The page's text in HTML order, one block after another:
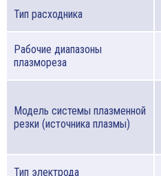
Тип расходника
Рабочие диапазоны
плазмореза
Модель системы плазменной
резки (источника плазмы)
Тип электрода